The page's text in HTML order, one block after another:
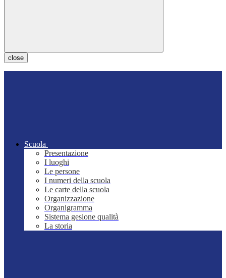
close
Scuola
Presentazione
I luoghi
Le persone
I numeri della scuola
Le carte della scuola
Organizzazione
Organigramma
Sistema gesione qualità
La storia